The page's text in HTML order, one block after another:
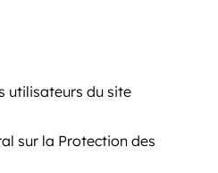
utilisateurs du site
sur la Protection des